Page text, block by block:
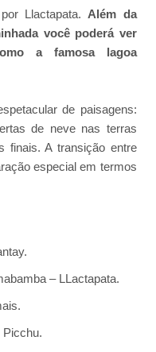
Llactapata. Além da
você poderá ver
a famosa lagoa
de paisagens:
de neve nas terras
finais. A transição entre
especial em termos
– LLactapata.
Picchu.